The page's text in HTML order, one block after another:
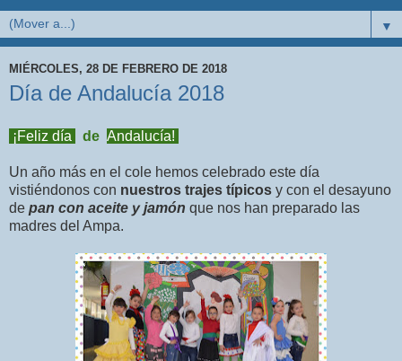
▼
MIÉRCOLES, 28 DE FEBRERO DE 2018
Día de Andalucía 2018
¡Feliz día de Andalucía!
Un año más en el cole hemos celebrado este día
vistiéndonos con nuestros trajes típicos y con el desayuno
de pan con aceite y jamón que nos han preparado las
madres del Ampa.